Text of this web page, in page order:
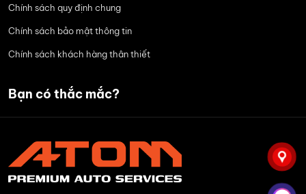
Chính sách quy định chung
Chính sách bảo mật thông tin
Chính sách khách hàng thân thiết
Bạn có thắc mắc?